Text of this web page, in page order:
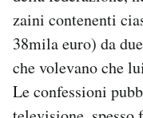
zaini contenenti
38mila euro) da
che volevano che
Le confessioni